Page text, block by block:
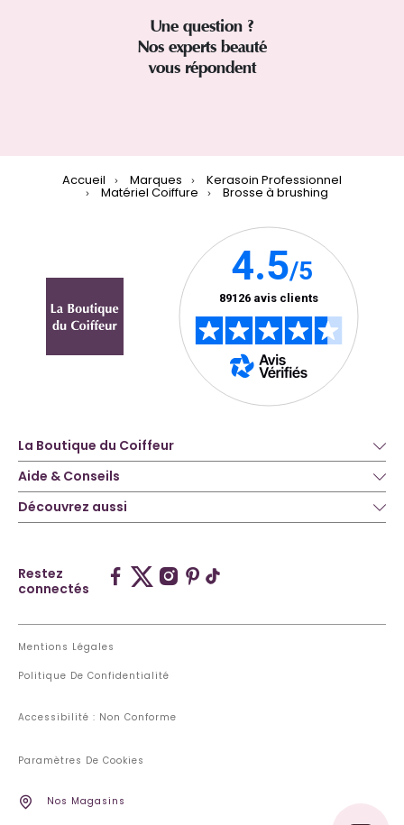
Une question ?
Nos experts beauté
vous répondent
Accueil Marques Kerasoin Professionnel
Matériel Coiffure Brosse à brushing
La Boutique du Coiffeur
Aide & Conseils
Découvrez aussi
Restez
connectés
Mentions Légales
Politique De Confidentialité
Accessibilité : Non Conforme
Paramètres De Cookies
Nos Magasins